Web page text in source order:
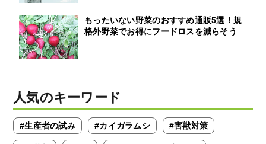
もったいない野菜のおすすめ通販5選！規
格外野菜でお得にフードロスを減らそう
人気のキーワード
#生産者の試み #カイガラムシ #害獣対策